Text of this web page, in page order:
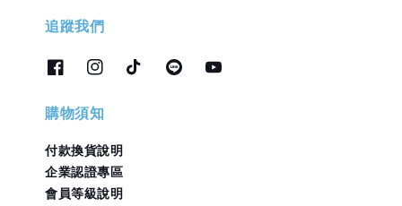
追蹤我們
購物須知
付款換貨說明
企業認證專區
會員等級說明